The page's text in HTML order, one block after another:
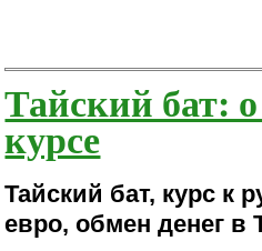
Тайский бат:
курсе
Тайский бат, курс к
евро, обмен денег в